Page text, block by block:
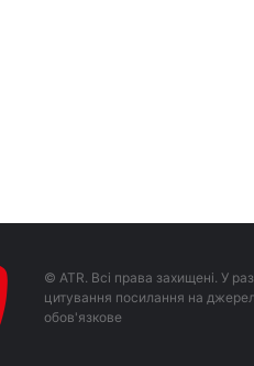
© ATR. Всі права захищені. У
цитування посилання на
обов'язкове